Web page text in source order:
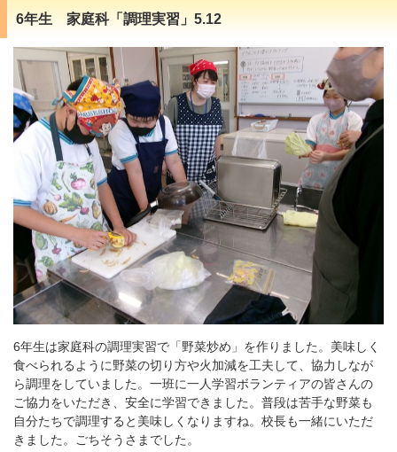
6年生 家庭科「調理実習」5.12
6年生は家庭科の調理実習で「野菜炒め」を作りました。美味しく
食べられるように野菜の切り方や火加減を工夫して、協力しなが
ら調理をしていました。一班に一人学習ボランティアの皆さんの
ご協力をいただき、安全に学習できました。普段は苦手な野菜も
自分たちで調理すると美味しくなりますね。校長も一緒にいただ
きました。ごちそうさまでした。